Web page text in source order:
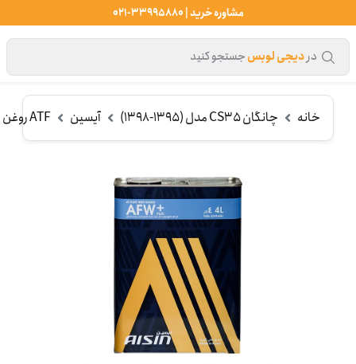
مشاوره خرید | 33995880-021
دردیجی لوبسجستجو کنید
خانه چانگان CS35 مدل (1395-1398) آیسین ATF روغن گیربکس